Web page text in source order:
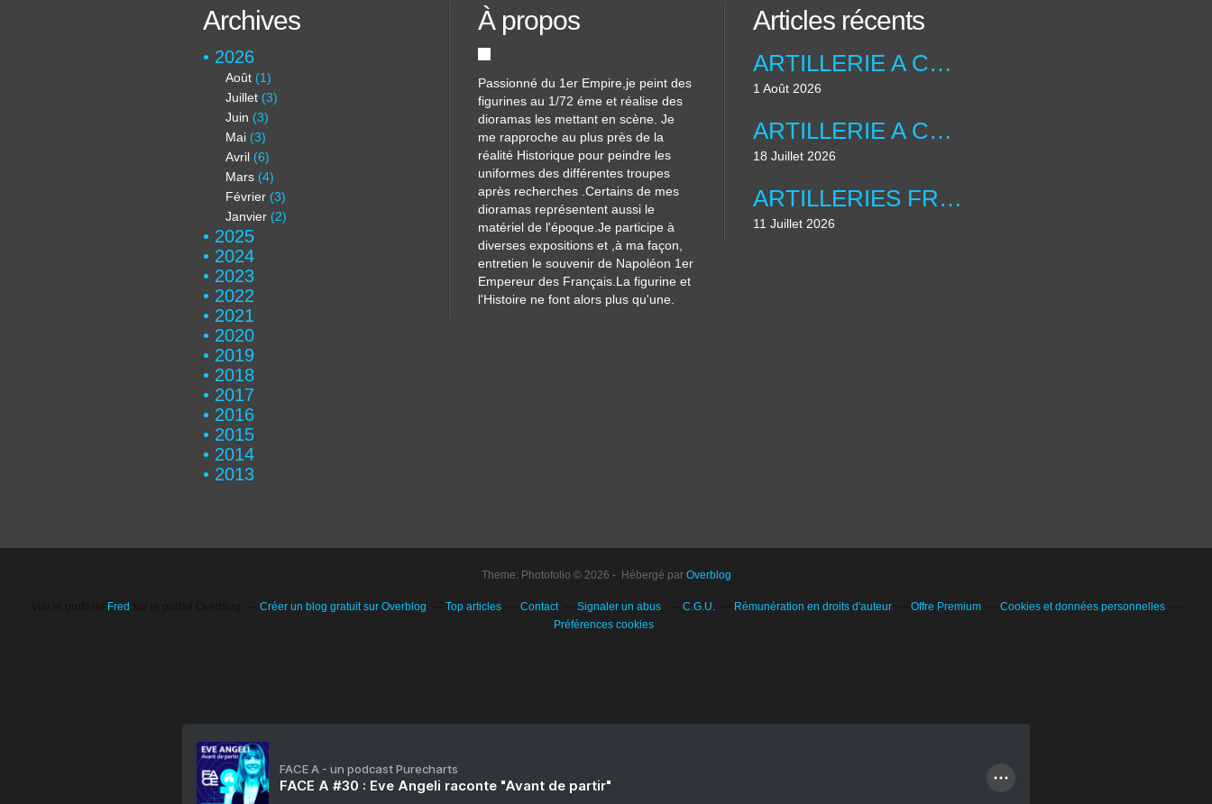
Archives
2026
Août (1)
Juillet (3)
Juin (3)
Mai (3)
Avril (6)
Mars (4)
Février (3)
Janvier (2)
2025
2024
2023
2022
2021
2020
2019
2018
2017
2016
2015
2014
2013
À propos
Passionné du 1er Empire,je peint des
figurines au 1/72 éme et réalise des
dioramas les mettant en scène. Je
me rapproche au plus près de la
réalité Historique pour peindre les
uniformes des différentes troupes
après recherches .Certains de mes
dioramas représentent aussi le
matériel de l'époque.Je participe à
diverses expositions et ,à ma façon,
entretien le souvenir de Napoléon 1er
Empereur des Français.La figurine et
l'Histoire ne font alors plus qu'une.
Articles récents
ARTILLERIE A CHEVAL ANGLAISE ....UNIFORMOLOGIE
1 Août 2026
ARTILLERIE A CHEVAL ANGLAISE ...
18 Juillet 2026
ARTILLERIES FRANCAISE , LES DIORAMAS ....
11 Juillet 2026
Theme: Photofolio © 2026 - Hébergé par Overblog
Fred Créer un blog gratuit sur Overblog Top articles Contact Signaler un abus C.G.U. Rémunération en droits d'auteur Offre Premium
Cookies et données personnelles
Préférences cookies
FACE A - un podcast Purecharts
FACE A #30 : Eve Angeli raconte "Avant de partir"